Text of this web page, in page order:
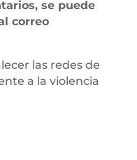
se puede
correo
las redes de
a la violencia